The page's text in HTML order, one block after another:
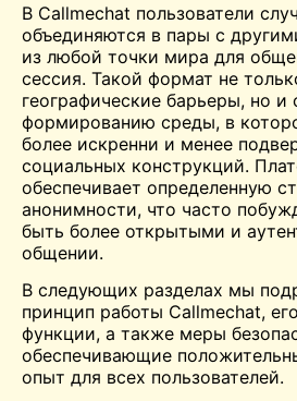
В Callmechat пользователи
объединяются в пары с
из любой точки мира для
сессия. Такой формат не
географические барьеры, но и
формированию среды, в
более искренни и менее
социальных конструкций.
обеспечивает определенную
анонимности, что часто
быть более открытыми и
общении.
В следующих разделах мы
принцип работы Callmechat,
функции, а также меры
обеспечивающие
опыт для всех пользователей.